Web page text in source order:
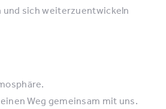
sich weiterzuentwickeln
Weg gemeinsam mit uns.